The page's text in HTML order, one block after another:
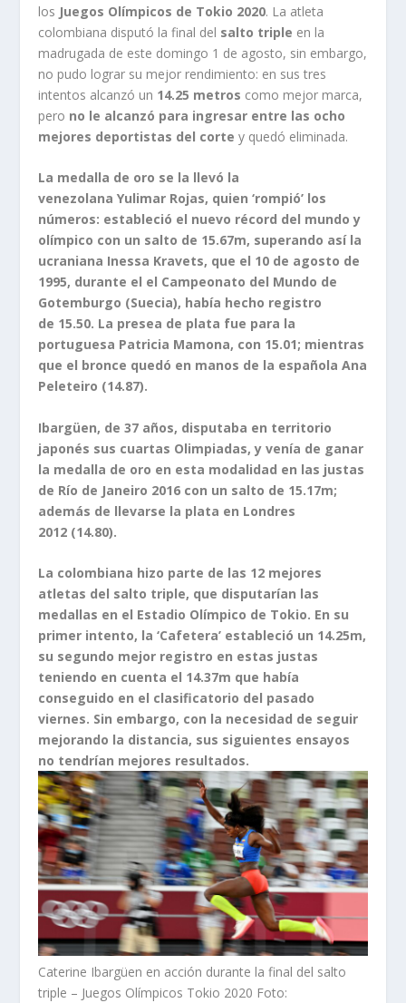
los Juegos Olímpicos de Tokio 2020. La atleta
colombiana disputó la final del salto triple en la
madrugada de este domingo 1 de agosto, sin embargo,
no pudo lograr su mejor rendimiento: en sus tres
intentos alcanzó un 14.25 metros como mejor marca,
pero no le alcanzó para ingresar entre las ocho
mejores deportistas del corte y quedó eliminada.
La medalla de oro se la llevó la
venezolana Yulimar Rojas, quien ‘rompió’ los
números: estableció el nuevo récord del mundo y
olímpico con un salto de 15.67m, superando así la
ucraniana Inessa Kravets, que el 10 de agosto de
1995, durante el el Campeonato del Mundo de
Gotemburgo (Suecia), había hecho registro
de 15.50. La presea de plata fue para la
portuguesa Patricia Mamona, con 15.01; mientras
que el bronce quedó en manos de la española Ana
Peleteiro (14.87).
Ibargüen, de 37 años, disputaba en territorio
japonés sus cuartas Olimpiadas, y venía de ganar
la medalla de oro en esta modalidad en las justas
de Río de Janeiro 2016 con un salto de 15.17m;
además de llevarse la plata en Londres
2012 (14.80).
La colombiana hizo parte de las 12 mejores
atletas del salto triple, que disputarían las
medallas en el Estadio Olímpico de Tokio. En su
primer intento, la ‘Cafetera’ estableció un 14.25m,
su segundo mejor registro en estas justas
teniendo en cuenta el 14.37m que había
conseguido en el clasificatorio del pasado
viernes. Sin embargo, con la necesidad de seguir
mejorando la distancia, sus siguientes ensayos
no tendrían mejores resultados.
Caterine Ibargüen en acción durante la final del salto
triple – Juegos Olímpicos Tokio 2020 Foto: